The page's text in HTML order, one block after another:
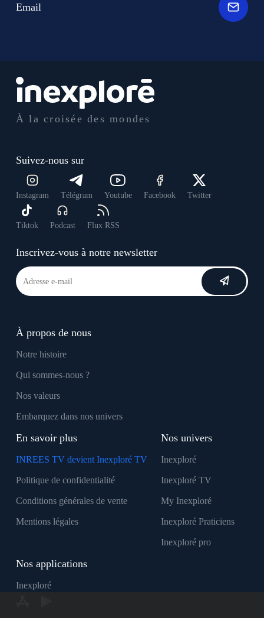
À la croisée des mondes
Suivez-nous sur
Instagram Télégram Youtube Facebook Twitter
Tiktok Podcast Flux RSS
Inscrivez-vous à notre newsletter
À propos de nous
Notre histoire
Qui sommes-nous ?
Nos valeurs
Embarquez dans nos univers
En savoir plus
INREES TV devient Inexploré TV
Politique de confidentialité
Conditions générales de vente
Mentions légales
Nos univers
Inexploré
Inexploré TV
My Inexploré
Inexploré Praticiens
Inexploré pro
Nos applications
Inexploré
Email